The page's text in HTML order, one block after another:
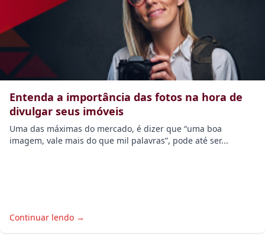
Entenda a importância das fotos na hora de
divulgar seus imóveis
Uma das máximas do mercado, é dizer que “uma boa
imagem, vale mais do que mil palavras”, pode até ser...
Continuar lendo →